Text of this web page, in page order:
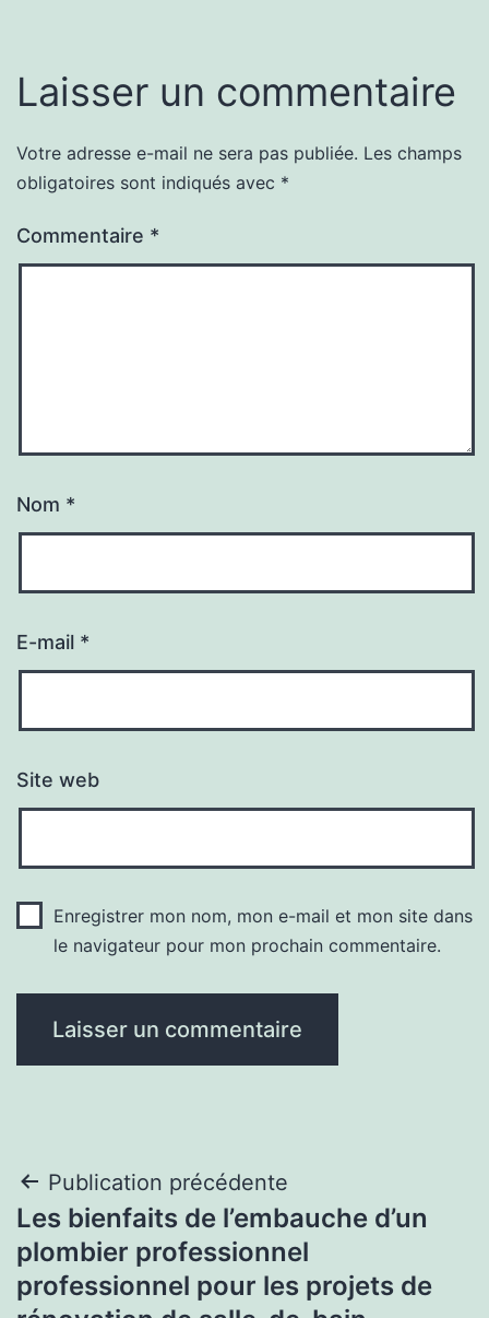
Laisser un commentaire
Votre adresse e-mail ne sera pas publiée. Les champs
obligatoires sont indiqués avec *
Commentaire *
Nom *
E-mail *
Site web
Enregistrer mon nom, mon e-mail et mon site dans
le navigateur pour mon prochain commentaire.
Navigation
de
l’article
Publication précédente
Les bienfaits de l’embauche d’un
plombier professionnel
professionnel pour les projets de